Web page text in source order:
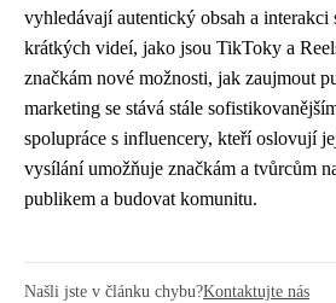
vyhledávají autentický obsah a interakci
krátkých videí, jako jsou TikToky a
značkám nové možnosti, jak zaujmout
marketing se stává stále
spolupráce s influencery, kteří oslovují
vysílání umožňuje značkám a tvůrcům
publikem a budovat komunitu.
Našli jste v článku chybu?Kontaktujte nás